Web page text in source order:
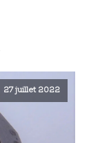
27 juillet 2022